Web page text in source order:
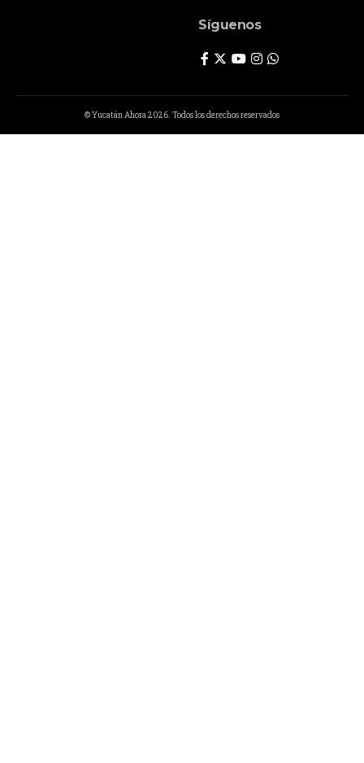
Síguenos
© Yucatán Ahora 2026. Todos los derechos reservados